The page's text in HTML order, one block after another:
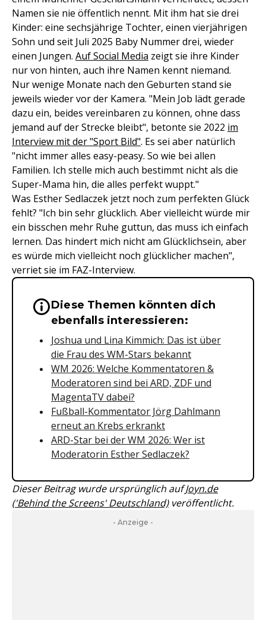
Namen sie nie öffentlich nennt. Mit ihm hat sie drei
Kinder: eine sechsjährige Tochter, einen vierjährigen
Sohn und seit Juli 2025 Baby Nummer drei, wieder
einen Jungen. Auf Social Media zeigt sie ihre Kinder
nur von hinten, auch ihre Namen kennt niemand.
Nur wenige Monate nach den Geburten stand sie
jeweils wieder vor der Kamera. "Mein Job lädt gerade
dazu ein, beides vereinbaren zu können, ohne dass
jemand auf der Strecke bleibt", betonte sie 2022 im
Interview mit der "Sport Bild". Es sei aber natürlich
"nicht immer alles easy-peasy. So wie bei allen
Familien. Ich stelle mich auch bestimmt nicht als die
Super-Mama hin, die alles perfekt wuppt."
Was Esther Sedlaczek jetzt noch zum perfekten Glück
fehlt? "Ich bin sehr glücklich. Aber vielleicht würde mir
ein bisschen mehr Ruhe guttun, das muss ich einfach
lernen. Das hindert mich nicht am Glücklichsein, aber
es würde mich vielleicht noch glücklicher machen",
verriet sie im FAZ-Interview.
Wichtige Hinweise &
Diese Themen könnten dich
ebenfalls interessieren:
Joshua und Lina Kimmich: Das ist über
die Frau des WM-Stars bekannt
WM 2026: Welche Kommentatoren &
Moderatoren sind bei ARD, ZDF und
MagentaTV dabei?
Fußball-Kommentator Jörg Dahlmann
erneut an Krebs erkrankt
ARD-Star bei der WM 2026: Wer ist
Moderatorin Esther Sedlaczek?
Dieser Beitrag wurde ursprünglich aufJoyn.de
('Behind the Screens' Deutschland)veröffentlicht.
- Anzeige -